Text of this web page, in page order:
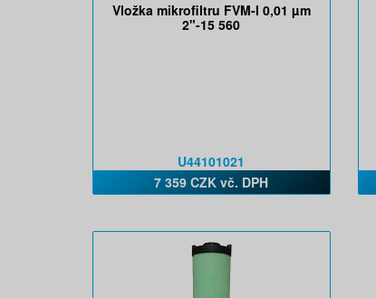
Vložka mikrofiltru FVM-I 0,01 µm
2"-15 560
U44101021
7 359 CZK vč. DPH